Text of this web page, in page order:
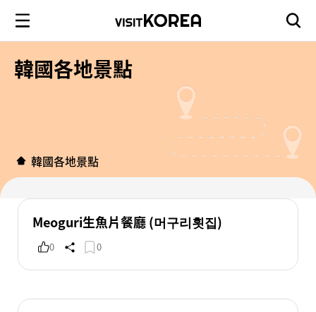
韓國各地景點
韓國各地景點
Meoguri生魚片餐廳 (머구리횟집)
0 0